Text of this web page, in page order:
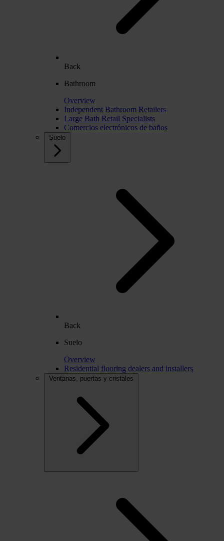
Back
Bathroom
Overview
Independent Bathroom Retailers
Large Bath Retail Specialists
Comercios electrónicos de baños
Suelo
Back
Suelo
Overview
Residential flooring dealers and installers
Ventanas, puertas y cristales